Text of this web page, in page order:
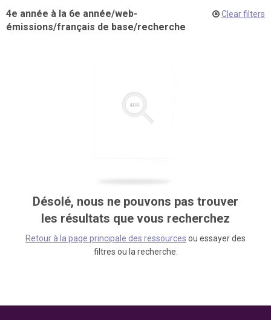
4e année à la 6e année/web-
émissions/français de base/recherche
Clear filters
Désolé, nous ne pouvons pas trouver
les résultats que vous recherchez
Retour à la page principale des ressources ou essayer des
filtres ou la recherche.